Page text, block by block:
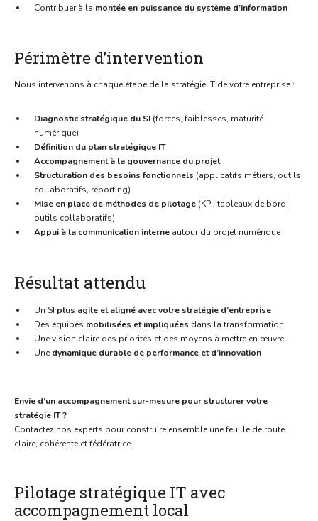
Contribuer à la montée en puissance du système d’information
Périmètre d’intervention
Nous intervenons à chaque étape de la stratégie IT de votre entreprise :
Diagnostic stratégique du SI (forces, faiblesses, maturité
numérique)
Définition du plan stratégique IT
Accompagnement à la gouvernance du projet
Structuration des besoins fonctionnels (applicatifs métiers, outils
collaboratifs, reporting)
Mise en place de méthodes de pilotage (KPI, tableaux de bord,
outils collaboratifs)
Appui à la communication interne autour du projet numérique
Résultat attendu
Un SI plus agile et aligné avec votre stratégie d’entreprise
Des équipes mobilisées et impliquées dans la transformation
Une vision claire des priorités et des moyens à mettre en œuvre
Une dynamique durable de performance et d’innovation
Envie d’un accompagnement sur-mesure pour structurer votre
stratégie IT ?
Contactez nos experts pour construire ensemble une feuille de route
claire, cohérente et fédératrice.
Pilotage stratégique IT avec
accompagnement local